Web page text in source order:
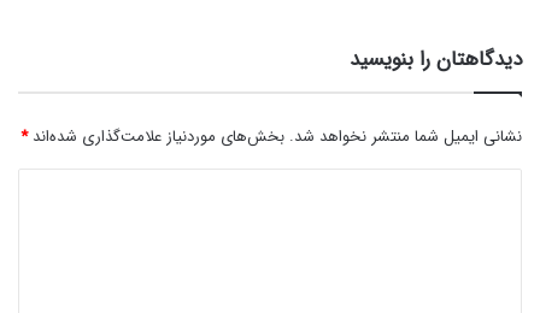
دیدگاهتان را بنویسید
نشانی ایمیل شما منتشر نخواهد شد. بخش‌های موردنیاز علامت‌گذاری شده‌اند*